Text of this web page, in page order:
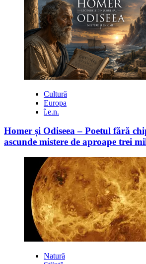
Cultură
Europa
î.e.n.
Homer și Odiseea – Poetul fără
ascunde mistere de aproape trei
Natură